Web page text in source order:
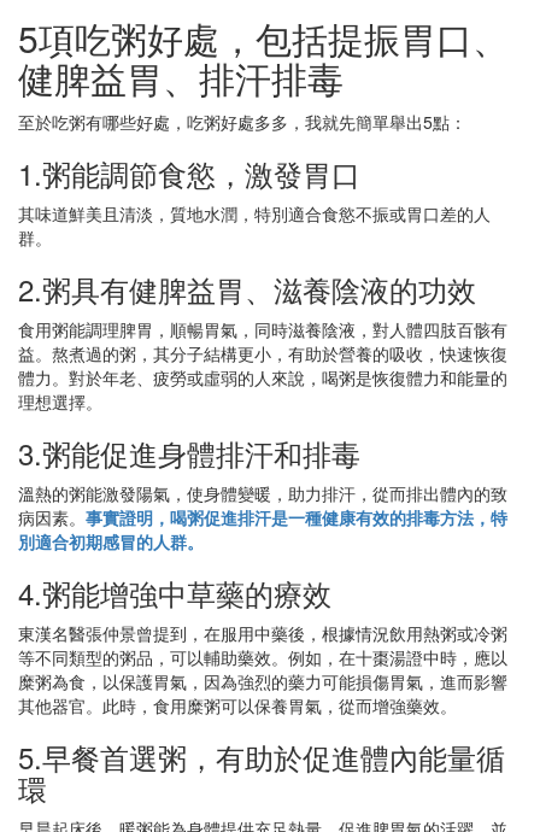
5項吃粥好處，包括提振胃口、
健脾益胃、排汗排毒
至於吃粥有哪些好處，吃粥好處多多，我就先簡單舉出5點：
1.粥能調節食慾，激發胃口
其味道鮮美且清淡，質地水潤，特別適合食慾不振或胃口差的人
群。
2.粥具有健脾益胃、滋養陰液的功效
食用粥能調理脾胃，順暢胃氣，同時滋養陰液，對人體四肢百骸有
益。熬煮過的粥，其分子結構更小，有助於營養的吸收，快速恢復
體力。對於年老、疲勞或虛弱的人來說，喝粥是恢復體力和能量的
理想選擇。
3.粥能促進身體排汗和排毒
溫熱的粥能激發陽氣，使身體變暖，助力排汗，從而排出體內的致
病因素。 事實證明，喝粥促進排汗是一種健康有效的排毒方法，特
別適合初期感冒的人群。
4.粥能增強中草藥的療效
東漢名醫張仲景曾提到，在服用中藥後，根據情況飲用熱粥或冷粥
等不同類型的粥品，可以輔助藥效。例如，在十棗湯證中時，應以
糜粥為食，以保護胃氣，因為強烈的藥力可能損傷胃氣，進而影響
其他器官。此時，食用糜粥可以保養胃氣，從而增強藥效。
5.早餐首選粥，有助於促進體內能量循
環